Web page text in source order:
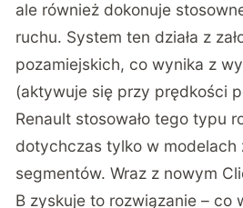
ale również dokonuje
ruchu. System ten działa z
pozamiejskich, co wynika z
(aktywuje się przy prędkości
Renault stosowało tego typu
dotychczas tylko w modelach
segmentów. Wraz z nowym
B zyskuje to rozwiązanie – co